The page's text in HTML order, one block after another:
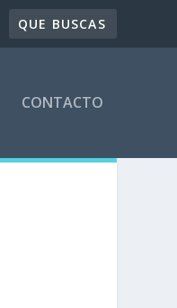
CONTACTO